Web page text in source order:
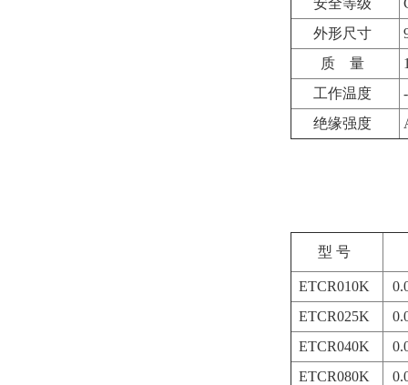
安全等级
外形尺寸
质
量
工作温度
绝缘强度
型 号
ETCR010K
ETCR025K
ETCR040K
ETCR080K